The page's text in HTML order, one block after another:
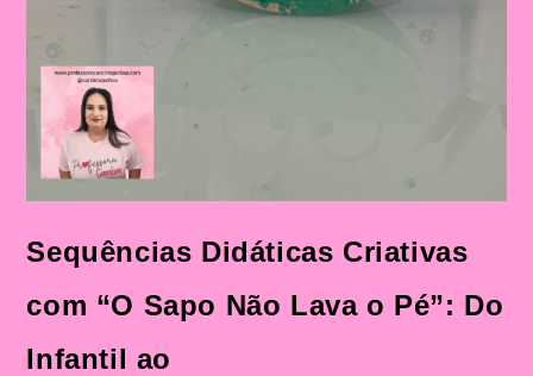
Sequências Didáticas Criativas
com “O Sapo Não Lava o Pé”: Do
Infantil ao